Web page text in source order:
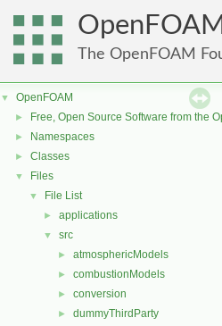
OpenFOAM
The OpenFOAM
▼ OpenFOAM
► Free, Open Source Software from the
► Namespaces
► Classes
▼ Files
▼ File List
► applications
▼ src
► atmosphericModels
► combustionModels
► conversion
► dummyThirdParty